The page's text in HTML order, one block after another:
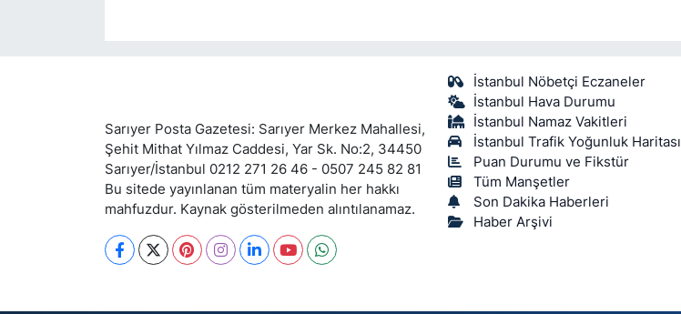
Sarıyer Posta Gazetesi: Sarıyer Merkez Mahallesi,
Şehit Mithat Yılmaz Caddesi, Yar Sk. No:2, 34450
Sarıyer/İstanbul 0212 271 26 46 - 0507 245 82 81
Bu sitede yayınlanan tüm materyalin her hakkı
mahfuzdur. Kaynak gösterilmeden alıntılanamaz.
İstanbul Nöbetçi Eczaneler
İstanbul Hava Durumu
İstanbul Namaz Vakitleri
İstanbul Trafik Yoğunluk Haritası
Puan Durumu ve Fikstür
Tüm Manşetler
Son Dakika Haberleri
Haber Arşivi